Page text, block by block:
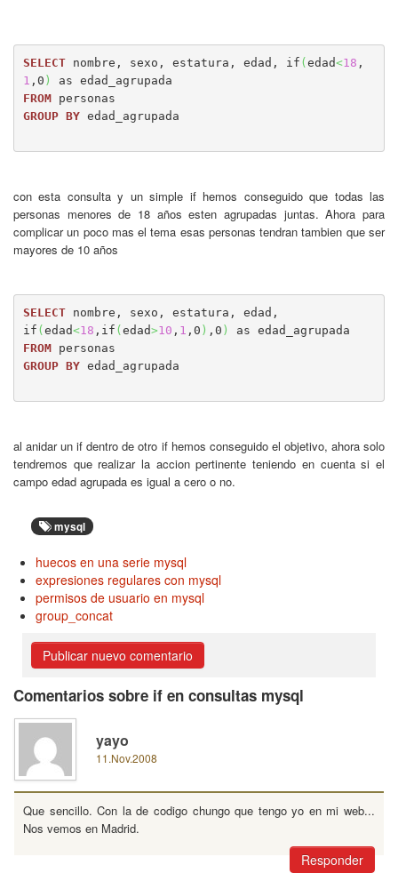
SELECT nombre, sexo, estatura, edad, if (edad<18 ,
1 ,0 )
FROM
GROUP BY edad_agrupada
con esta consulta y un simple if hemos conseguido que todas las
personas menores de 18 años esten agrupadas juntas. Ahora para
complicar un poco mas el tema esas personas tendran tambien que ser
mayores de 10 años
SELECT nombre, sexo, estatura, edad,
if (edad<18 ,if (edad>10 , 1 ,0 ) ,0 )
FROM
GROUP BY edad_agrupada
al anidar un if dentro de otro if hemos conseguido el objetivo, ahora solo
tendremos que realizar la accion pertinente teniendo en cuenta si el
campo edad agrupada es igual a cero o no.
mysql
huecos en una serie mysql
expresiones regulares con mysql
permisos de usuario en mysql
group_concat
Publicar nuevo comentario
Comentarios sobre if en consultas mysql
yayo
11.Nov.2008
Que sencillo. Con la de codigo chungo que tengo yo en mi web...
Nos vemos en Madrid.
Responder